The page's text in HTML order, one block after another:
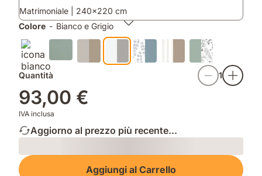
tessuto
traspirante.
più
morbido
ogni
lavaggio.
Matrimoniale | 240x220 cm
Colore - Bianco e Grigio
Quantità 1
93,00 €
IVA inclusa
Aggiorno al prezzo più recente...
Loading
Aggiungi al Carrello